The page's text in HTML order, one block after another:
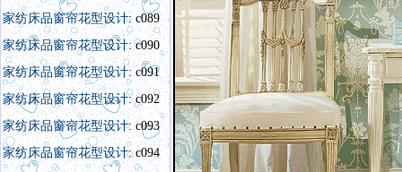
家纺床品窗帘花型设计: c089
家纺床品窗帘花型设计: c090
家纺床品窗帘花型设计: c091
家纺床品窗帘花型设计: c092
家纺床品窗帘花型设计: c093
家纺床品窗帘花型设计: c094